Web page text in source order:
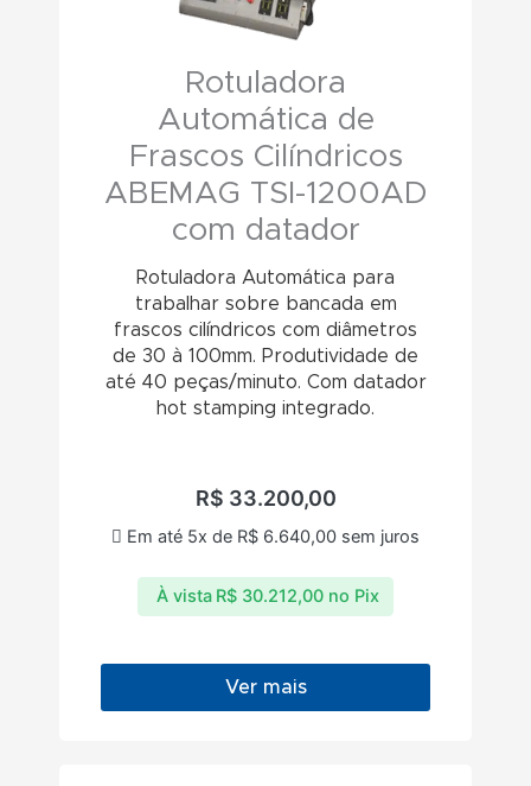
Rotuladora
Automática de
Frascos Cilíndricos
ABEMAG TSI-1200AD
com datador
Rotuladora Automática para
trabalhar sobre bancada em
frascos cilíndricos com diâmetros
de 30 à 100mm. Produtividade de
até 40 peças/minuto. Com datador
hot stamping integrado.
R$ 33.200,00
Em até 5x de R$6.640,00sem juros
À vista R$ 30.212,00 no Pix
Ver mais